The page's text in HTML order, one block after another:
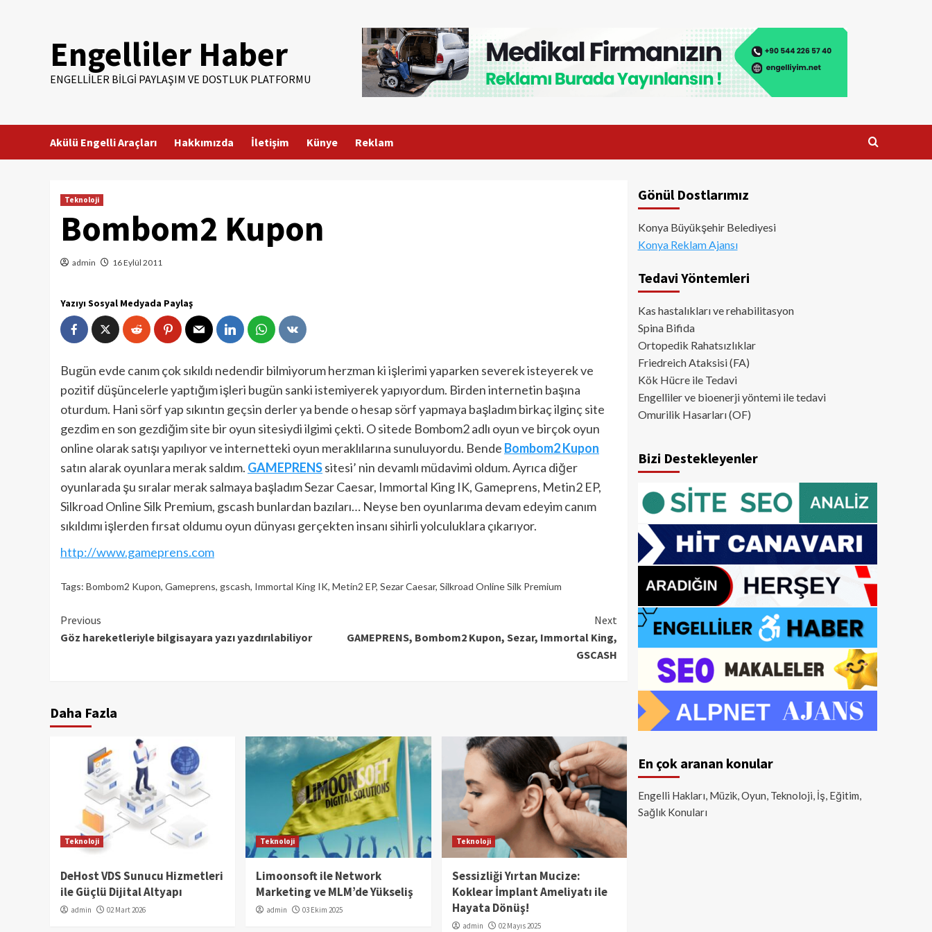
Engelliler Haber
ENGELLILER BILGI PAYLAŞIM VE DOSTLUK PLATFORMU
Akülü Engelli Araçları Hakkımızda İletişim Künye Reklam
Teknoloji
Bombom2 Kupon
admin 16 Eylül 2011
Yazıyı Sosyal Medyada Paylaş
Bugün evde canım çok sıkıldı nedendir bilmiyorum herzman ki işlerimi yaparken severek isteyerek ve
pozitif düşüncelerle yaptığım işleri bugün sanki istemiyerek yapıyordum. Birden internetin başına
oturdum. Hani sörf yap sıkıntın geçsin derler ya bende o hesap sörf yapmaya başladım birkaç ilginç site
gezdim en son gezdiğim site bir oyun sitesiydi ilgimi çekti. O sitede Bombom2 adlı oyun ve birçok oyun
online olarak satışı yapılıyor ve internetteki oyun meraklılarına sunuluyordu. Bende Bombom2 Kupon
satın alarak oyunlara merak saldım. GAMEPRENSsitesi’ nin devamlı müdavimi oldum. Ayrıca diğer
oyunlarada şu sıralar merak salmaya başladım Sezar Caesar, Immortal King IK, Gameprens, Metin2 EP,
Silkroad Online Silk Premium, gscash bunlardan bazıları… Neyse ben oyunlarıma devam edeyim canım
sıkıldımı işlerden fırsat oldumu oyun dünyası gerçekten insanı sihirli yolculuklara çıkarıyor.
http://www.gameprens.com
Tags: Bombom2 Kupon, Gameprens, gscash, Immortal King IK, Metin2 EP, Sezar Caesar, Silkroad Online Silk Premium
Continue
Reading
Previous
Göz hareketleriyle bilgisayara yazı yazdırılabiliyor
Next
GAMEPRENS, Bombom2 Kupon, Sezar, Immortal King,
GSCASH
Daha Fazla
Teknoloji
DeHost VDS Sunucu Hizmetleri
ile Güçlü Dijital Altyapı
admin 02 Mart 2026
Teknoloji
Limoonsoft ile Network
Marketing ve MLM’de Yükseliş
admin 03 Ekim 2025
Teknoloji
Sessizliği Yırtan Mucize:
Koklear İmplant Ameliyatı ile
Hayata Dönüş!
admin 02 Mayıs 2025
Gönül Dostlarımız
Konya Büyükşehir Belediyesi
Konya Reklam Ajansı
Tedavi Yöntemleri
Kas hastalıkları ve rehabilitasyon
Spina Bifida
Ortopedik Rahatsızlıklar
Friedreich Ataksisi (FA)
Kök Hücre ile Tedavi
Engelliler ve bioenerji yöntemi ile tedavi
Omurilik Hasarları (OF)
Bizi Destekleyenler
En çok aranan konular
Engelli Hakları, Müzik, Oyun, Teknoloji, İş, Eğitim,
Sağlık Konuları